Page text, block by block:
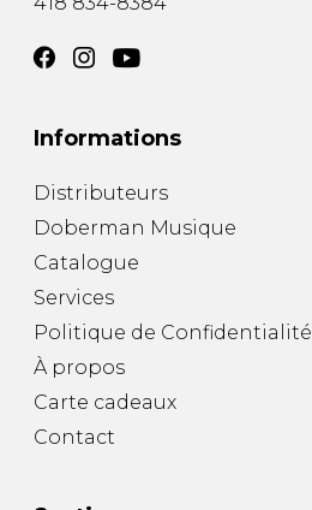
Informations
Distributeurs
Doberman Musique
Catalogue
Services
Politique de Confidentialité
À propos
Carte cadeaux
Contact